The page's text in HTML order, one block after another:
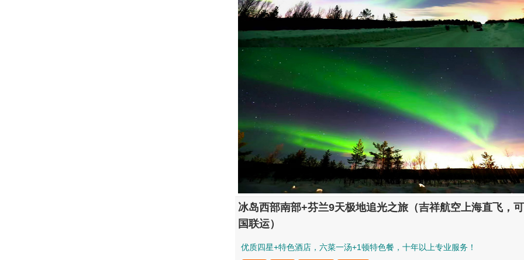
冰岛西部南部+芬兰9天极地追光之旅（吉祥航空上海直飞，
国联运）
优质四星+特色酒店，六菜一汤+1顿特色餐，十年以上专业服务！